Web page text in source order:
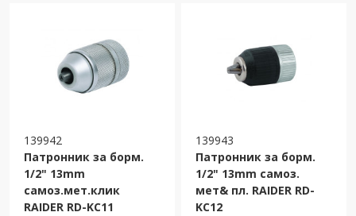
139942
Патронник за борм.
1/2" 13mm
самоз.мет.клик
RAIDER RD-KC11
139943
Патронник за борм.
1/2" 13mm самоз.
мет& пл. RAIDER RD-
KC12